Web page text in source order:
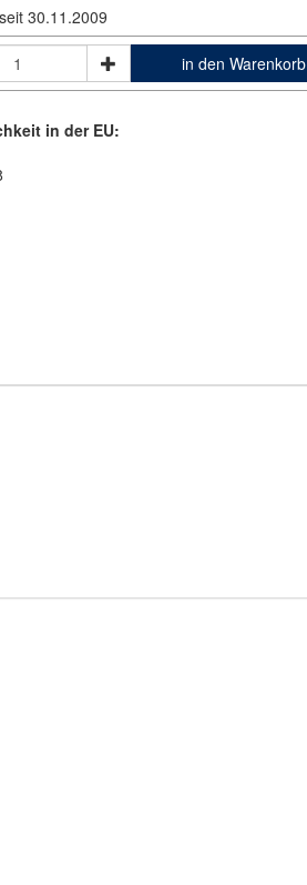
30.11.2009
in den Warenkorb
in der EU: